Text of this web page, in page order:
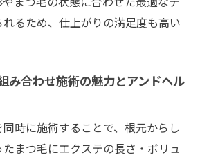
判のアンドヘルシー相場感をチ
パーマの費用比較とアンドヘル
アンドヘルシーの違い比較
マとアンドヘルシーの仕上がり
るため、仕上がりの満足度も高い
み合わせ施術の魅力とアンドヘル
時に施術することで、根元からし
まつ毛にエクステの長さ・ボリュ